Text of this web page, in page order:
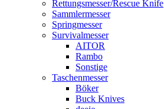
Rettungsmesser/Rescue Knife
Sammlermesser
Springmesser
Survivalmesser
AITOR
Rambo
Sonstige
Taschenmesser
Böker
Buck Knives